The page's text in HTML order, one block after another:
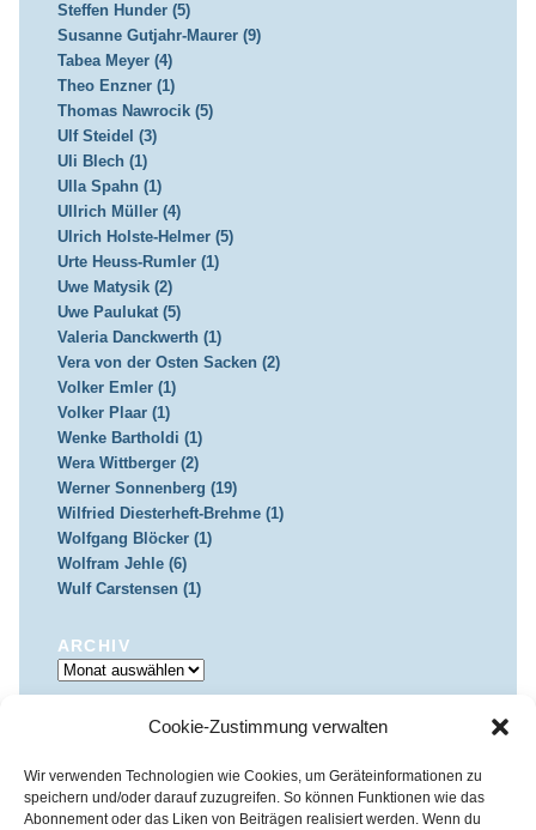
Cookie-Zustimmung verwalten
Wir verwenden Technologien wie Cookies, um Geräteinformationen zu
speichern und/oder darauf zuzugreifen. So können Funktionen wie das
Abonnement oder das Liken von Beiträgen realisiert werden. Wenn du
Steffen Hunder (5)
Susanne Gutjahr-Maurer (9)
Tabea Meyer (4)
Theo Enzner (1)
Thomas Nawrocik (5)
Ulf Steidel (3)
Uli Blech (1)
Ulla Spahn (1)
Ullrich Müller (4)
Ulrich Holste-Helmer (5)
Urte Heuss-Rumler (1)
Uwe Matysik (2)
Uwe Paulukat (5)
Valeria Danckwerth (1)
Vera von der Osten Sacken (2)
Volker Emler (1)
Volker Plaar (1)
Wenke Bartholdi (1)
Wera Wittberger (2)
Werner Sonnenberg (19)
Wilfried Diesterheft-Brehme (1)
Wolfgang Blöcker (1)
Wolfram Jehle (6)
Wulf Carstensen (1)
ARCHIV
Archiv
IMPRESSUM & DATENSCHUTZ
Datenschutz